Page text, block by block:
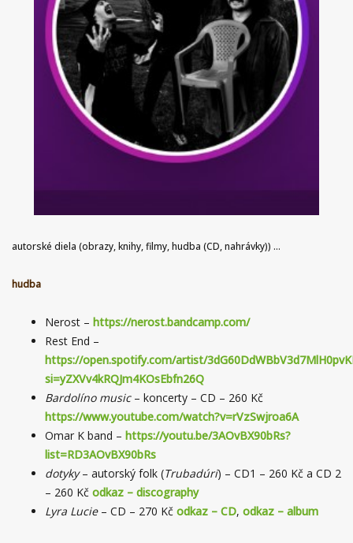
autorské diela (obrazy, knihy, filmy, hudba (CD, nahrávky)) …
hudba
Nerost – https://nerost.bandcamp.com/
Rest End –
https://open.spotify.com/artist/
si=yZXVv4kRQJm4KOsEbfn26Q
Bardolíno music– koncerty – CD – 260 Kč
https://www.youtube.com/watch?v=rVzSwjroa6A
Omar K band – https://youtu.be/3AOvBX90bRs?
list=RD3AOvBX90bRs
dotyky– autorský folk (Trubadúri) – CD1 – 260 Kč a CD 2
– 260 Kč odkaz – discography
Lyra Lucie– CD – 270 Kč odkaz – CD, odkaz – album